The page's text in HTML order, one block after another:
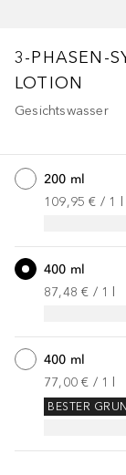
3-PHASEN-
LOTION
Gesichtswasser
200 ml
109,95 € / 1
400 ml
87,48 € / 1
400 ml
77,00 € / 1
BESTER